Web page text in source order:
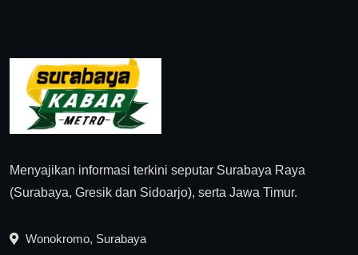
Menyajikan informasi terkini seputar Surabaya Raya
(Surabaya, Gresik dan Sidoarjo), serta Jawa Timur.
Wonokromo, Surabaya